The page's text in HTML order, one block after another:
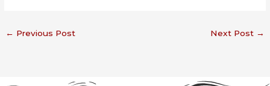
← Previous Post Next Post →